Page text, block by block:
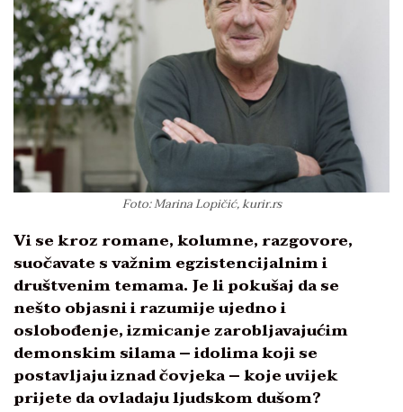
Foto: Marina Lopičić, kurir.rs
Vi se kroz romane, kolumne, razgovore,
suočavate s važnim egzistencijalnim i
društvenim temama. Je li pokušaj da se
nešto objasni i razumije ujedno i
oslobođenje, izmicanje zarobljavajućim
demonskim silama – idolima koji se
postavljaju iznad čovjeka – koje uvijek
prijete da ovladaju ljudskom dušom?